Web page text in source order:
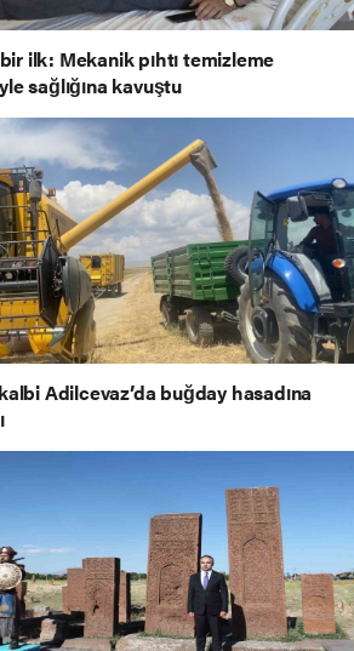
ilk: Mekanik pıhtı temizleme
sağlığına kavuştu
kalbi Adilcevaz’da buğday hasadına